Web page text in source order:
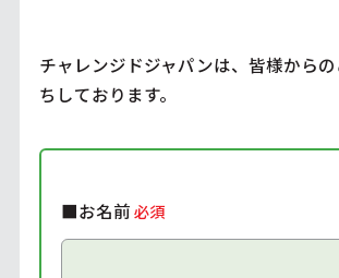
チャレンジドジャパンは、皆様から
ちしております。
■お名前必須